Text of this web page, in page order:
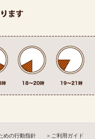
めの行動指針 ＞ご利用ガイド